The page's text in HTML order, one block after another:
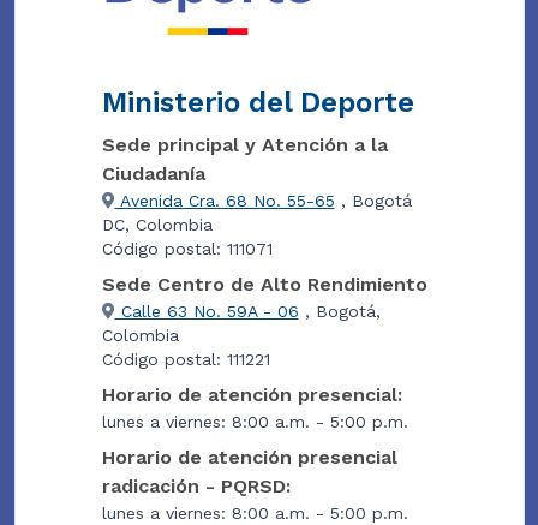
Ministerio del Deporte
Sede principal y Atención a la
Ciudadanía
Avenida Cra. 68 No. 55-65 , Bogotá
DC, Colombia
Código postal: 111071
Sede Centro de Alto Rendimiento
Calle 63 No. 59A - 06 , Bogotá,
Colombia
Código postal: 111221
Horario de atención presencial:
lunes a viernes: 8:00 a.m. - 5:00 p.m.
Horario de atención presencial
radicación - PQRSD:
lunes a viernes: 8:00 a.m. - 5:00 p.m.